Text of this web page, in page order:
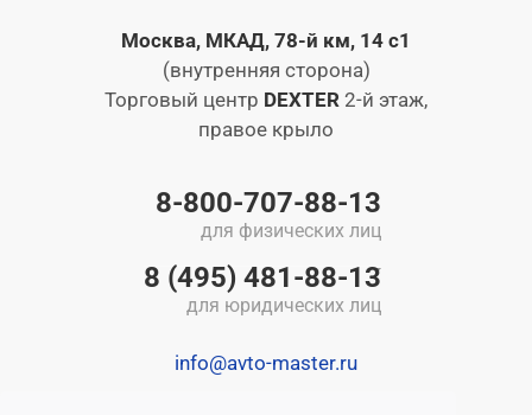
Москва, МКАД, 78-й км, 14 с1
(внутренняя сторона)
Торговый центр DEXTER 2-й этаж,
правое крыло
8-800-707-88-13
для физических лиц
8 (495) 481-88-13
для юридических лиц
info@avto-master.ru